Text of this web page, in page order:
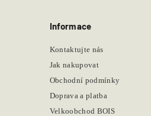
Informace
Kontaktujte nás
Jak nakupovat
Obchodní podmínky
Doprava a platba
Velkoobchod BOIS